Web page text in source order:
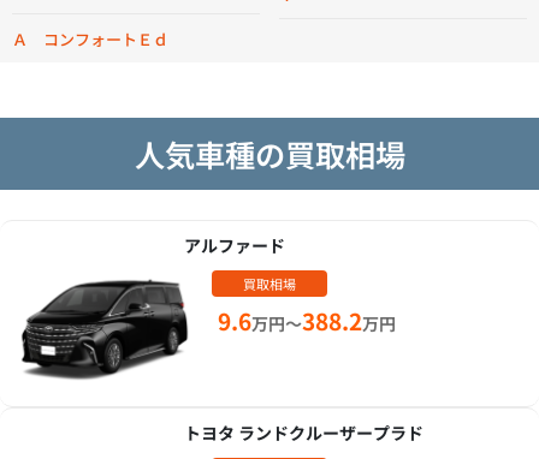
Ａ コンフォートＥｄ
人気車種の買取相場
アルファード
買取相場
9.6万円～388.2万円
トヨタ ランドクルーザープラド